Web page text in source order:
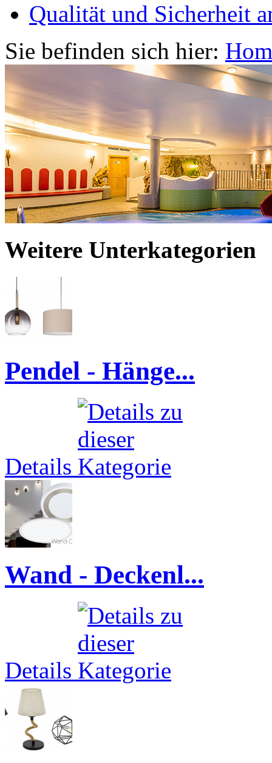
Qualität und Sicherheit
Sie befinden sich hier:
Weitere Unterkategorien
Pendel - Hänge...
Details
Wand - Deckenl...
Details